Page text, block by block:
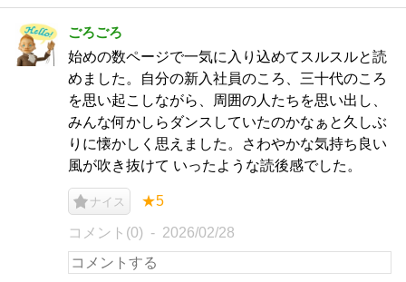
ごろごろ
始めの数ページで一気に入り込めてスルスルと読
めました。自分の新入社員のころ、三十代のころ
を思い起こしながら、周囲の人たちを思い出し、
みんな何かしらダンスしていたのかなぁと久しぶ
りに懐かしく思えました。さわやかな気持ち良い
風が吹き抜けて いったような読後感でした。
ナイス ★5
コメント(0) 2026/02/28